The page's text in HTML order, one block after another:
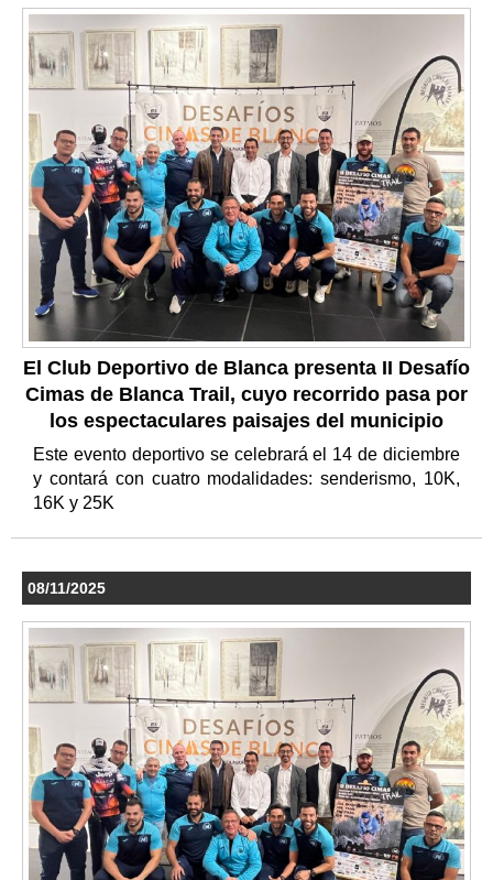
El Club Deportivo de Blanca presenta II Desafío
Cimas de Blanca Trail, cuyo recorrido pasa por
los espectaculares paisajes del municipio
Este evento deportivo se celebrará el 14 de diciembre
y contará con cuatro modalidades: senderismo, 10K,
16K y 25K
08/11/2025